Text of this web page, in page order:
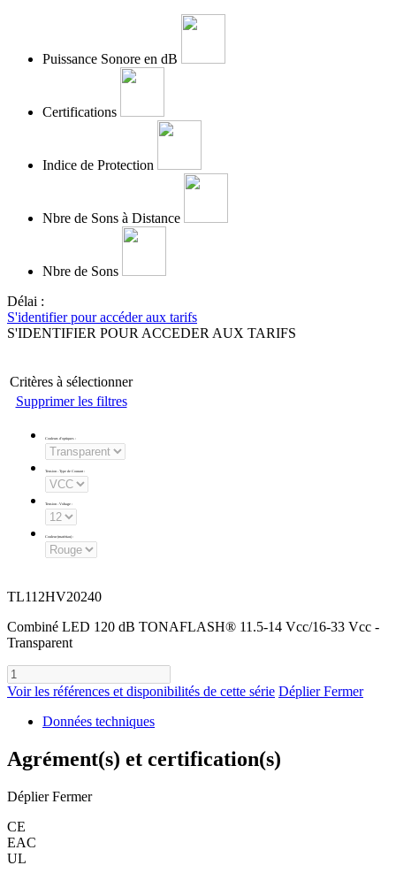
Puissance Sonore en dB
Certifications
Indice de Protection
Nbre de Sons à Distance
Nbre de Sons
Délai :
S'identifier pour accéder aux tarifs
S'IDENTIFIER POUR ACCEDER AUX TARIFS
Critères à sélectionner
Supprimer les filtres
Couleurs d'optiques :
Tension - Type de Courant :
Tension - Voltage :
Couleur (matériau) :
TL112HV20240
Combiné LED 120 dB TONAFLASH® 11.5-14 Vcc/16-33 Vcc -
Transparent
Voir les références et disponibilités de cette série Déplier Fermer
Données techniques
Agrément(s) et certification(s)
Déplier Fermer
CE
EAC
UL